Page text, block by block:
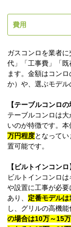
費用
ガスコンロを業者
代」「工事費」「
ます。金額はコン
か）や、選ぶモデル
【テーブルコンロの
テーブルコンロは
いのが特徴です。本
万円程度となって
置可能です。
【ビルトインコンロ
ビルトインコンロ
や設置に工事が必
あり、 定番モデル
し、グリルの高機
の場合は10万～15